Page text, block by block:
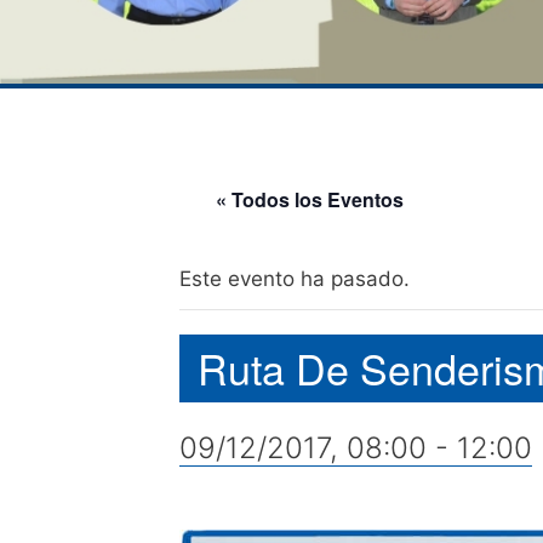
« Todos los Eventos
Este evento ha pasado.
Ruta De
09/12/2017, 08:00 - 12:00